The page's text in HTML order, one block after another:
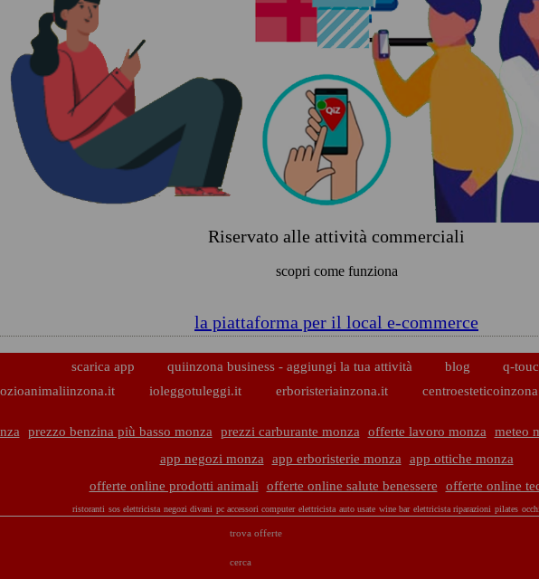
Riservato alle attività commerciali
scopri come funziona
la piattaforma per il local e-commerce
scarica app quiinzona business - aggiungi la tua attività blog
q-
ioleggotuleggi.it erboristeriainzona.it
prezzo benzina più basso monza prezzi carburante monza offerte lavoro monza meteo
app negozi monza
app erboristerie monza
app ottiche monza
offerte online prodotti animali
offerte online salute benessere offerte online
ristoranti sos elettricista negozi divani pc accessori computer elettricista auto usate wine bar elettricista riparazioni pilates
trova offerte
cerca